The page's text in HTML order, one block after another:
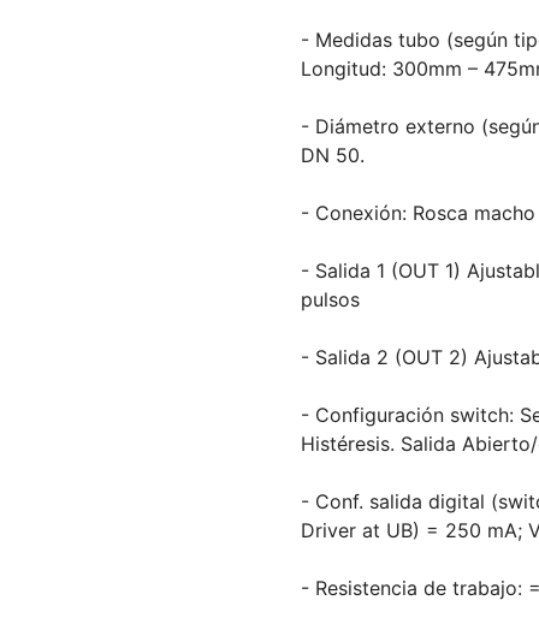
- Medidas tubo (según
Longitud: 300mm –
- Diámetro externo
DN 50.
- Conexión: Rosca macho
- Salida 1 (OUT 1)
pulsos
- Salida 2 (OUT 2)
- Configuración switch:
Histéresis. Salida
- Conf. salida digital
Driver at UB) = 250 mA;
- Resistencia de trabajo: